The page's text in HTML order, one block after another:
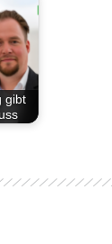
gibt